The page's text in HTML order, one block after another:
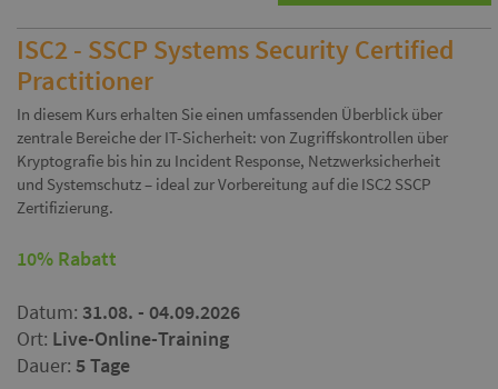
ISC2 - SSCP Systems Security Certified
Practitioner
In diesem Kurs erhalten Sie einen umfassenden Überblick über
zentrale Bereiche der IT-Sicherheit: von Zugriffskontrollen über
Kryptografie bis hin zu Incident Response, Netzwerksicherheit
und Systemschutz – ideal zur Vorbereitung auf die ISC2 SSCP
Zertifizierung.
10% Rabatt
Datum: 31.08. - 04.09.2026
Ort: Live-Online-Training
Dauer: 5 Tage